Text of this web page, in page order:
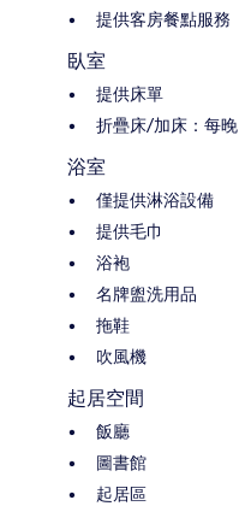
提供客房餐點服務
臥室
提供床單
折疊床/加床：每
浴室
僅提供淋浴設備
提供毛巾
浴袍
名牌盥洗用品
拖鞋
吹風機
起居空間
飯廳
圖書館
起居區